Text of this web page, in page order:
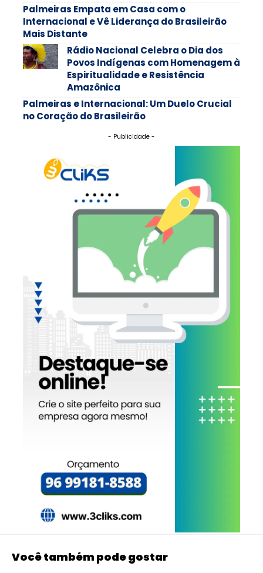
Palmeiras Empata em Casa com o
Internacional e Vê Liderança do Brasileirão
Mais Distante
Rádio Nacional Celebra o Dia dos
Povos Indígenas com Homenagem à
Espiritualidade e Resistência
Amazônica
Palmeiras e Internacional: Um Duelo Crucial
no Coração do Brasileirão
- Publicidade -
Você também pode gostar